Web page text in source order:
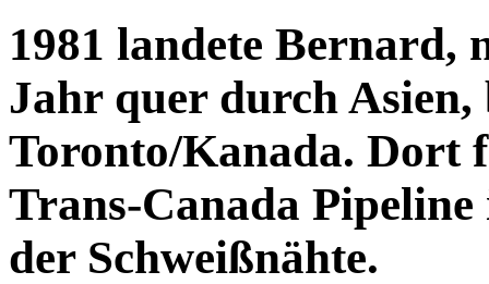
1981 landete Bernard,
Jahr quer durch Asien,
Toronto/Kanada. Dort
Trans-Canada
der Schweißnähte.